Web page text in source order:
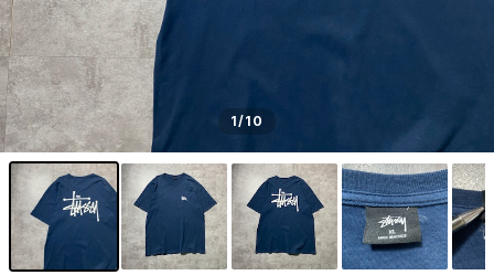
1/10